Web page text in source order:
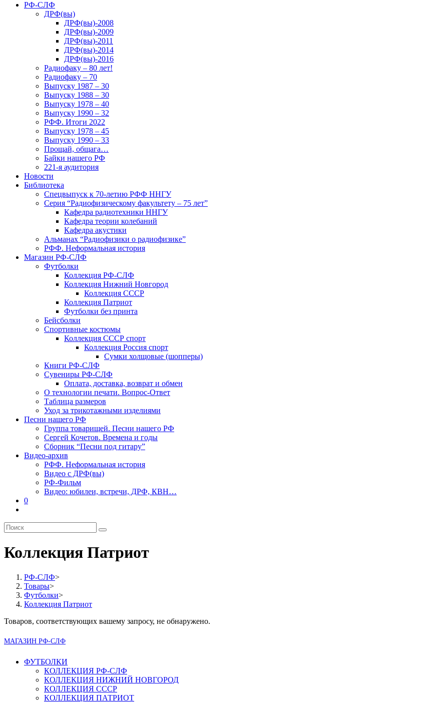
РФ-СЛФ
ДРФ(вы)
ДРФ(вы)-2008
ДРФ(вы)-2009
ДРФ(вы)-2011
ДРФ(вы)-2014
ДРФ(вы)-2016
Радиофаку – 80 лет!
Радиофаку – 70
Выпуску 1987 – 30
Выпуску 1988 – 30
Выпуску 1978 – 40
Выпуску 1990 – 32
РФФ. Итоги 2022
Выпуску 1978 – 45
Выпуску 1990 – 33
Прощай, общага…
Байки нашего РФ
221-я аудитория
Новости
Библиотека
Спецвыпуск к 70-летию РФФ ННГУ
Серия “Радиофизическому факультету – 75 лет”
Кафедра радиотехники ННГУ
Кафедра теории колебаний
Кафедра акустики
Альманах “Радиофизики о радиофизике”
РФФ. Неформальная история
Магазин РФ-СЛФ
Футболки
Коллекция РФ-СЛФ
Коллекция Нижний Новгород
Коллекция СССР
Коллекция Патриот
Футболки без принта
Бейсболки
Спортивные костюмы
Коллекция СССР спорт
Коллекция Россия спорт
Сумки холщовые (шопперы)
Книги РФ-СЛФ
Сувениры РФ-СЛФ
Оплата, доставка, возврат и обмен
О технологии печати. Вопрос-Ответ
Таблица размеров
Уход за трикотажными изделиями
Песни нашего РФ
Группа товарищей. Песни нашего РФ
Сергей Кочетов. Времена и годы
Сборник “Песни под гитару”
Видео-архив
РФФ. Неформальная история
Видео с ДРФ(вы)
РФ-Фильм
Видео: юбилеи, встречи, ДРФ, КВН…
0
по
Коллекция Патриот
РФ-СЛФ>
Товары>
Футболки>
Коллекция Патриот
Товаров, соответствующих вашему запросу, не обнаружено.
МАГАЗИН РФ-СЛФ
ФУТБОЛКИ
КОЛЛЕКЦИЯ РФ-СЛФ
КОЛЛЕКЦИЯ НИЖНИЙ НОВГОРОД
КОЛЛЕКЦИЯ СССР
КОЛЛЕКЦИЯ ПАТРИОТ